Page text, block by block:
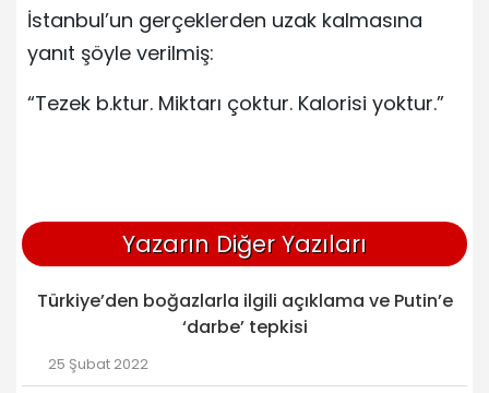
İstanbul’un gerçeklerden uzak kalmasına
yanıt şöyle verilmiş:
“Tezek b.ktur. Miktarı çoktur. Kalorisi yoktur.”
Yazarın Diğer Yazıları
Türkiye’den boğazlarla ilgili açıklama ve Putin’e
‘darbe’ tepkisi
25 Şubat 2022